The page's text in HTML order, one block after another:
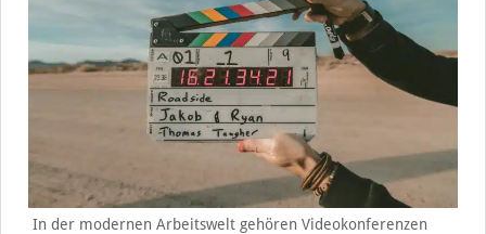
In der modernen Arbeitswelt gehören Videokonferenzen